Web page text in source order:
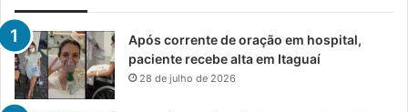
Após corrente de oração em hospital,
paciente recebe alta em Itaguaí
28 de julho de 2026